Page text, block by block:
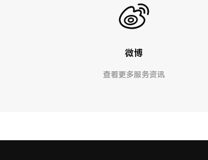
微博
查看更多服务资讯